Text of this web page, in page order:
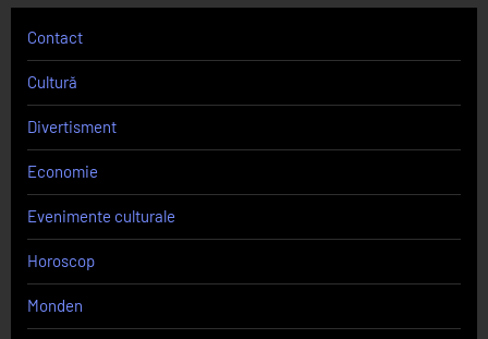
Contact
Cultură
Divertisment
Economie
Evenimente culturale
Horoscop
Monden